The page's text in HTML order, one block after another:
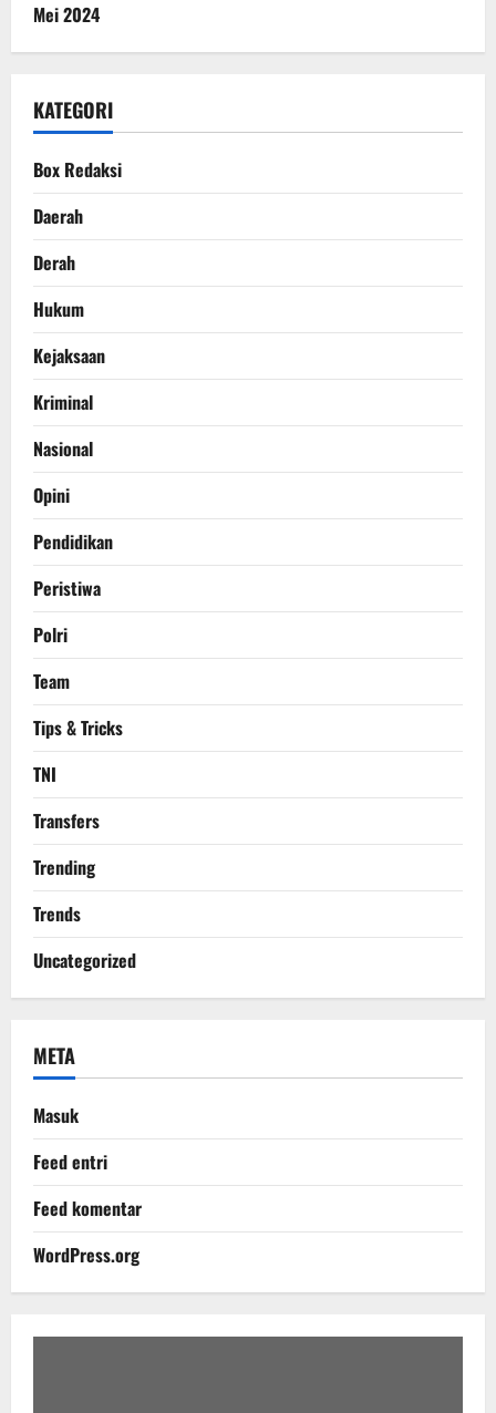
Mei 2024
KATEGORI
Box Redaksi
Daerah
Derah
Hukum
Kejaksaan
Kriminal
Nasional
Opini
Pendidikan
Peristiwa
Polri
Team
Tips & Tricks
TNI
Transfers
Trending
Trends
Uncategorized
META
Masuk
Feed entri
Feed komentar
WordPress.org